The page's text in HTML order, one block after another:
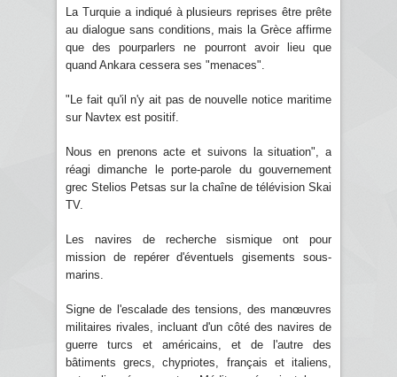
La Turquie a indiqué à plusieurs reprises être prête
au dialogue sans conditions, mais la Grèce affirme
que des pourparlers ne pourront avoir lieu que
quand Ankara cessera ses "menaces".
"Le fait qu'il n'y ait pas de nouvelle notice maritime
sur Navtex est positif.
Nous en prenons acte et suivons la situation", a
réagi dimanche le porte-parole du gouvernement
grec Stelios Petsas sur la chaîne de télévision Skai
TV.
Les navires de recherche sismique ont pour
mission de repérer d'éventuels gisements sous-
marins.
Signe de l'escalade des tensions, des manœuvres
militaires rivales, incluant d'un côté des navires de
guerre turcs et américains, et de l'autre des
bâtiments grecs, chypriotes, français et italiens,